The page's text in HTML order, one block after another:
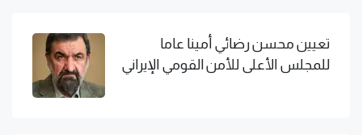
تعيين محسن رضائي أمينا عاما
للمجلس الأعلى للأمن القومي الإيراني